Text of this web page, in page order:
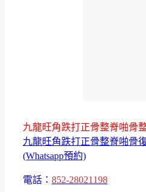
九龍旺角跌打正骨整脊啪骨
九龍旺角跌打正骨整脊啪骨
(Whatsapp預約)
電話： 852-28021198